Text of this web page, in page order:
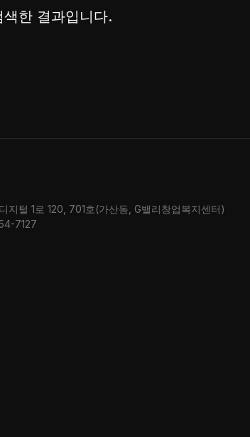
색한 결과입니다.
털 1로 120, 701호(가산동, G밸리창업복지센터)
7127